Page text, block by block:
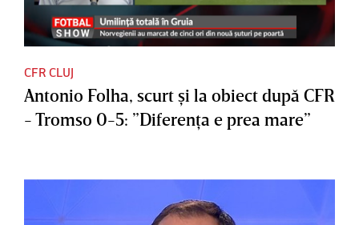
CFR CLUJ
Antonio Folha, scurt şi la obiect după CFR
- Tromso 0-5: ”Diferenţa e prea mare”